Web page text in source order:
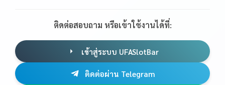
ติดต่อสอบถาม หรือเข้าใช้งานได้ที่:
เข้าสู่ระบบ UFASlotBar
ติดต่อผ่าน Telegram